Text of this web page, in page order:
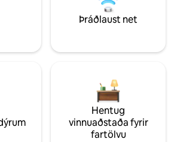
Þráðlaust net
Hentug
vinnuaðstaða fyrir
fartölvu